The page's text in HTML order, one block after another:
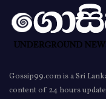
Gossip99.com is a Sri
content of 24 hours